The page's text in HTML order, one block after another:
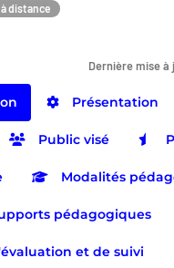
distance
Dernière mise à
Présentation
Public visé
Modalités
pédagogiques
et de suivi